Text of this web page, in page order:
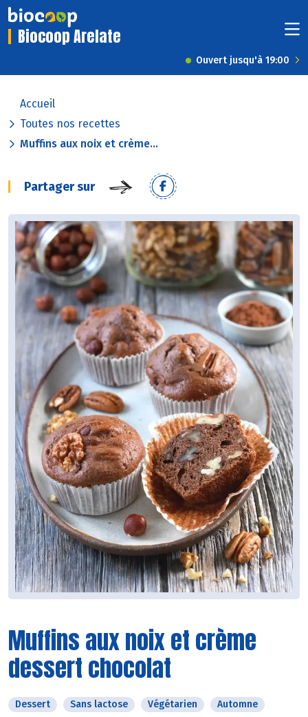
Biocoop Arelate
Ouvert jusqu'à 19:00
Accueil
Toutes nos recettes
Muffins aux noix et crème...
Partager sur
Muffins aux noix et crème
dessert chocolat
Dessert Sans lactose Végétarien
Automne